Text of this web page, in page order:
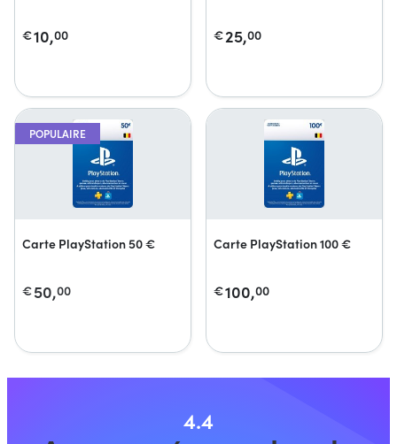
€10,00 €25,00
POPULAIRE
Carte PlayStation 50 €
€50,00
Carte PlayStation 100 €
€100,00
4.4